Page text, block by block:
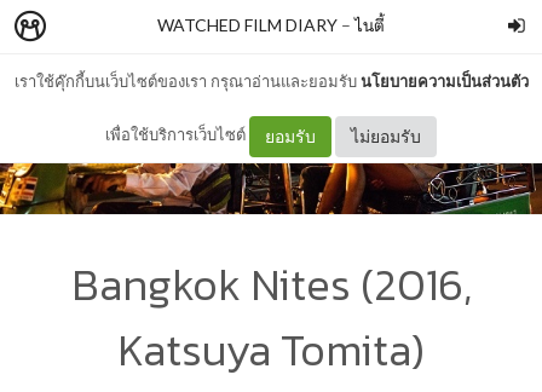
เราใช้คุ๊กกี้บนเว็บไซต์ของเรา กรุณาอ่านและยอมรับนโยบายความเป็นส่วนตัว
เพื่อใช้บริการเว็บไซต์ ยอมรับ ไม่ยอมรับ
WATCHED FILM DIARY –ไนตี้
​Bangkok Nites (2016,
Katsuya Tomita)